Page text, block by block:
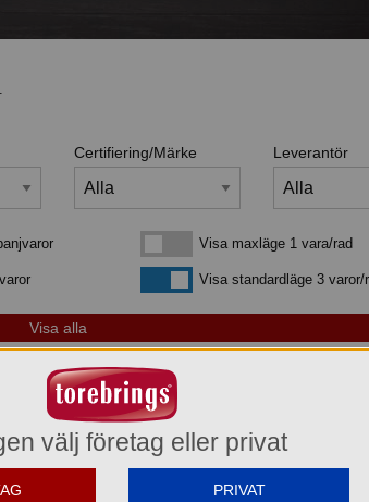
Certifiering/Märke Leverantör
Visa maxläge 1 vara/rad
Visa maxläge 1 vara/rad
Visa standardlägeVisa standardläge 3 varor/
välj företag eller privat
PRIVAT